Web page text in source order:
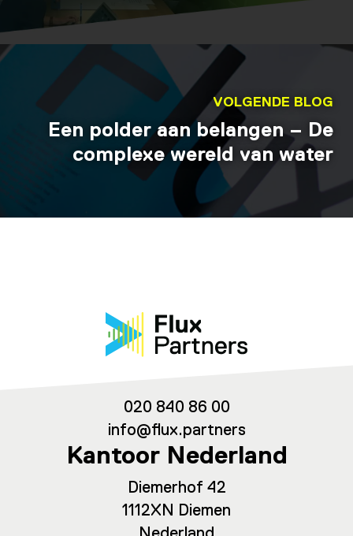
VOLGENDE BLOG
Een polder aan belangen – De
complexe wereld van water
020 840 86 00
info@flux.partners
Kantoor Nederland
Diemerhof 42
1112XN Diemen